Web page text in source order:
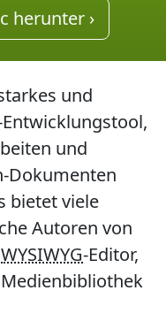
herunter ›
und
,
und
Dokumenten
bietet viele
Autoren von
WYSIWYG-Editor,